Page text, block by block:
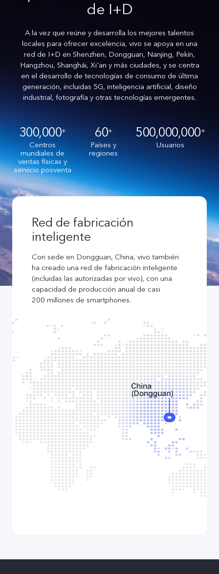
de I+D
A la vez que reúne y desarrolla los mejores talentos
locales para ofrecer excelencia, vivo se apoya en una
red de I+D en Shenzhen, Dongguan, Nanjing, Pekín,
Hangzhou, Shanghái, Xi'an y más ciudades, y se centra
en el desarrollo de tecnologías de consumo de última
generación, incluidas 5G, inteligencia artificial, diseño
industrial, fotografía y otras tecnologías emergentes.
300,000+
Centros
mundiales de
ventas físicas y
servicio posventa
60+
Países y
regiones
500,000,000+
Usuarios
Red de fabricación
inteligente
Con sede en Dongguan, China, vivo también
ha creado una red de fabricación inteligente
(incluidas las autorizadas por vivo), con una
capacidad de producción anual de casi
200 millones de smartphones.